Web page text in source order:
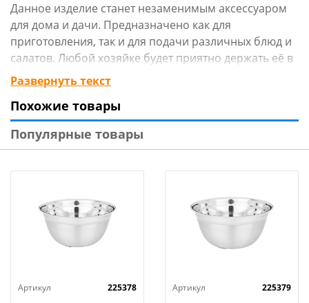
Данное изделие станет незаменимым аксессуаром
для дома и дачи. Предназначено как для
приготовления, так и для подачи различных блюд и
салатов. Любой хозяйке будет приятно держать её в
руках.
Технические характеристики:
Цвет: Прозрачный
Вес: 0.227 кг
Тип товара: Чаша
Материал: Полипропилен (ПП)
Развернуть текст
Похожие товары
Популярные товары
Артикул
225378
Артикул
225379